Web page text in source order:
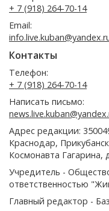
+ 7 (918) 264-70-14
Email:
Контакты
Телефон:
+ 7 (918) 264-70-14
Написать письмо:
Адрес редакции:
Краснодар,
Космонавта Гагарина,
Учредитель -
ответственностью
Главный редактор -